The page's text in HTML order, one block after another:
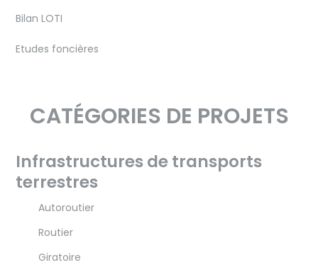
Bilan LOTI
Etudes foncières
CATÉGORIES DE PROJETS
Infrastructures de transports
terrestres
Autoroutier
Routier
Giratoire